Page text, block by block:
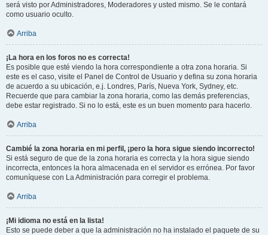
será visto por Administradores, Moderadores y usted mismo. Se le contará
como usuario oculto.
Arriba
¡La hora en los foros no es correcta!
Es posible que esté viendo la hora correspondiente a otra zona horaria. Si
este es el caso, visite el Panel de Control de Usuario y defina su zona horaria
de acuerdo a su ubicación, e.j. Londres, París, Nueva York, Sydney, etc.
Recuerde que para cambiar la zona horaria, como las demás preferencias,
debe estar registrado. Si no lo está, este es un buen momento para hacerlo.
Arriba
Cambié la zona horaria en mi perfil, ¡pero la hora sigue siendo incorrecto!
Si está seguro de que de la zona horaria es correcta y la hora sigue siendo
incorrecta, entonces la hora almacenada en el servidor es errónea. Por favor
comuníquese con La Administración para corregir el problema.
Arriba
¡Mi idioma no está en la lista!
Esto se puede deber a que la administración no ha instalado el paquete de su